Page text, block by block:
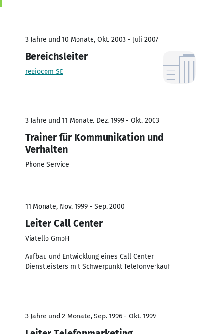
3 Jahre und 10 Monate, Okt. 2003 - Juli 2007
Bereichsleiter
regiocom SE
3 Jahre und 11 Monate, Dez. 1999 - Okt. 2003
Trainer für Kommunikation und
Verhalten
Phone Service
11 Monate, Nov. 1999 - Sep. 2000
Leiter Call Center
Viatello GmbH
Aufbau und Entwicklung eines Call Center
Dienstleisters mit Schwerpunkt Telefonverkauf
3 Jahre und 2 Monate, Sep. 1996 - Okt. 1999